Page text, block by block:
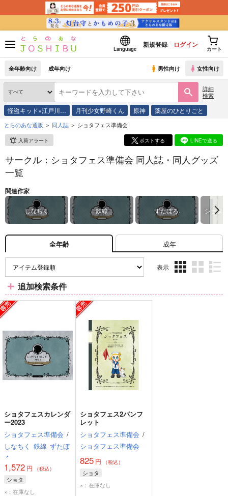
Language
新規登録 ログイン
カート
全年齢向け 成年向け 男性向け 女性向け
詳細
検索
怪盗キッド×江戸川… 月刊少女野崎くん 原神 薬屋のひとりごと
とらのあな通販 同人誌 ショタフェス準備会
入荷アラート ポストする LINEで送る
サークル：ショタフェス準備会 同人誌・同人グッズ
一覧
関連作家
しなちく 鉄線 ずたぼろ. ショタ
全年齢 成年
表示
ム
ム
ム
追加検索条件
ショタフェスカレンダ
ー2023
ショタフェス準備会 /
しなちく 鉄線 ずたぼ
ろ.
1,572 円 （税込）
ショタ
×：在庫なし
ショタフェス2パンフ
レット
ショタフェス準備会 /
ショタフェス準備会
825 円 （税込）
ショタ
×：在庫なし